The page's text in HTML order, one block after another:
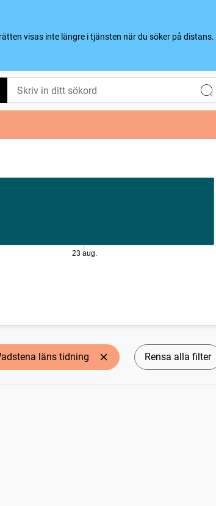
visas inte längre i tjänsten när du söker på distans.
23 aug.
läns tidning Rensa alla filter